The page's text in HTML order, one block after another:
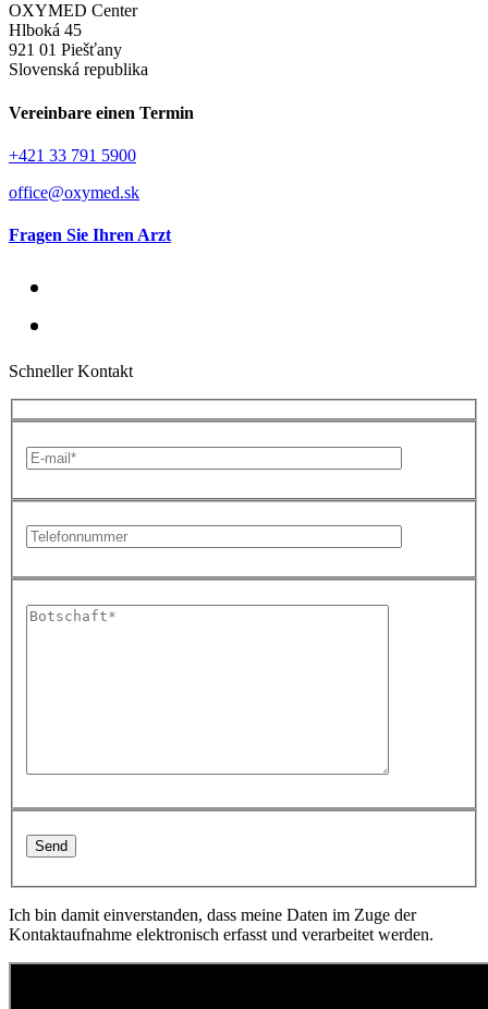
OXYMED Center
Hlboká 45
921 01 Piešťany
Slovenská republika
Vereinbare einen Termin
+421 33 791 5900
office@oxymed.sk
Fragen Sie Ihren Arzt
Schneller Kontakt
Ich bin damit einverstanden, dass meine Daten im Zuge der
Kontaktaufnahme elektronisch erfasst und verarbeitet werden.